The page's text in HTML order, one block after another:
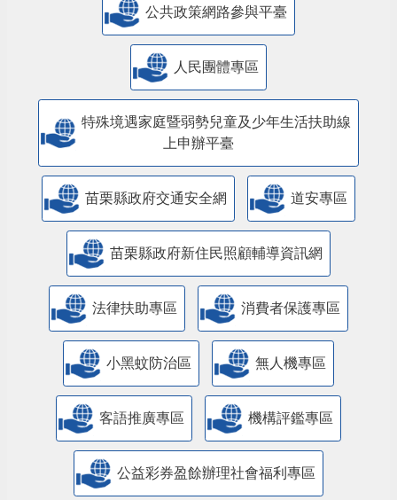
公共政策網路參與平臺
人民團體專區
特殊境遇家庭暨弱勢兒童及少年生活扶助線
上申辦平臺
苗栗縣政府交通安全網 道安專區
苗栗縣政府新住民照顧輔導資訊網
法律扶助專區 消費者保護專區
小黑蚊防治區 無人機專區
客語推廣專區 機構評鑑專區
公益彩券盈餘辦理社會福利專區